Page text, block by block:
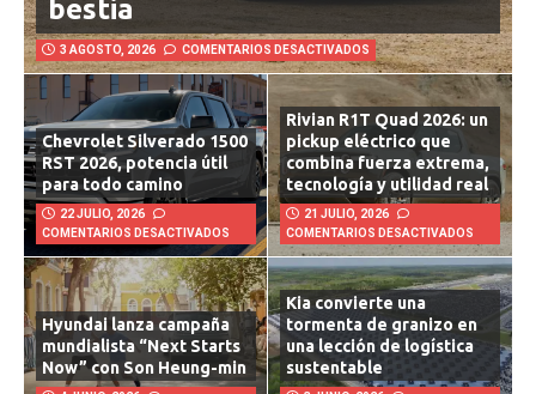
bestia
3 AGOSTO, 2026 COMENTARIOS DESACTIVADOS
Chevrolet Silverado 1500
RST 2026, potencia útil
para todo camino
22 JULIO, 2026
COMENTARIOS DESACTIVADOS
Rivian R1T Quad 2026: un
pickup eléctrico que
combina fuerza extrema,
tecnología y utilidad real
21 JULIO, 2026
COMENTARIOS DESACTIVADOS
Hyundai lanza campaña
mundialista “Next Starts
Now” con Son Heung-min
Kia convierte una
tormenta de granizo en
una lección de logística
sustentable